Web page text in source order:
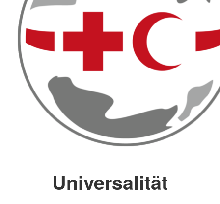
Universalität